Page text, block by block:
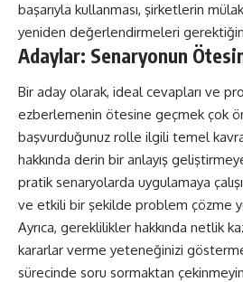
başarıyla kullanması, şirketlerin
yeniden değerlendirmeleri
Adaylar: Senaryonun
Bir aday olarak, ideal cevapları ve
ezberlemenin ötesine geçmek çok
başvurduğunuz rolle ilgili temel
hakkında derin bir anlayış
pratik senaryolarda uygulamaya
ve etkili bir şekilde problem çözme
Ayrıca, gereklilikler hakkında netlik
kararlar verme yeteneğinizi
sürecinde soru sormaktan